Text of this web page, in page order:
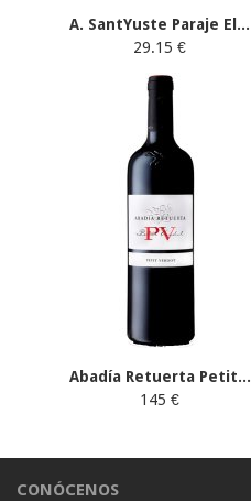
A. SantYuste Paraje El...
29.15 €
Abadía Retuerta Petit...
145 €
CONÓCENOS